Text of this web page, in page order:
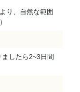
り、自然な範囲
したら2~3日間